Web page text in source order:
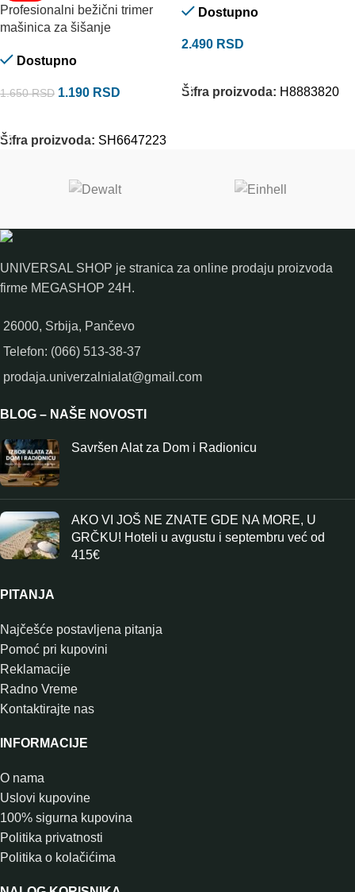
Profesionalni bežični trimer
mašinica za šišanje
Dostupno
1.650RSD 1.190 RSD
Šifra proizvoda: SH6647223
Dostupno
2.490 RSD
Šifra proizvoda: H8883820
UNIVERSAL SHOP je stranica za online prodaju proizvoda
firme MEGASHOP 24H.
26000, Srbija, Pančevo
Telefon: (066) 513-38-37
prodaja.univerzalnialat@gmail.com
BLOG – NAŠE NOVOSTI
Savršen Alat za Dom i Radionicu
AKO VI JOŠ NE ZNATE GDE NA MORE, U
GRČKU! Hoteli u avgustu i septembru već od
415€
PITANJA
Najčešće postavljena pitanja
Pomoć pri kupovini
Reklamacije
Radno Vreme
Kontaktirajte nas
INFORMACIJE
O nama
Uslovi kupovine
100% sigurna kupovina
Politika privatnosti
Politika o kolačićima